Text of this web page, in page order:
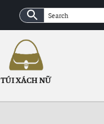
TÚI XÁCH NỮ